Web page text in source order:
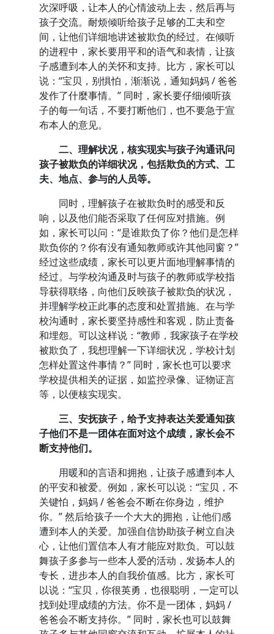
次深呼吸，让本人的心情波动上去，然后再与
孩子交流。耐烦倾听给孩子足够的工夫和空
间，让他们详细地讲述被欺负的经过。在倾听
的进程中，家长要用平和的语气和表情，让孩
子感遭到本人的关怀和支持。比方，家长可以
说：“宝贝，别惧怕，渐渐说，通知妈妈 / 爸爸
发作了什麼事情。” 同时，家长要仔细倾听孩
子的每一句话，不要打断他们，也不要急于宣
布本人的意见。
二、理解状况，核实现实与孩子沟通讯问
孩子被欺负的详细状况，包括欺负的方式、工
夫、地点、参与的人员等。
同时，理解孩子在被欺负时的感受和反
响，以及他们能否采取了任何应对措施。例
如，家长可以问：“是谁欺负了你？他们是怎样
欺负你的？你有没有通知教师或许其他同窗？”
经过这些成绩，家长可以更片面地理解事情的
经过。与学校沟通及时与孩子的教师或学校指
导获得联络，向他们反映孩子被欺负的状况，
并理解学校正此事的态度和处置措施。在与学
校沟通时，家长要坚持感性和客观，防止责备
和埋怨。可以这样说：“教师，我家孩子在学校
被欺负了，我想理解一下详细状况，学校计划
怎样处置这件事情？” 同时，家长也可以要求
学校提供相关的证据，如监控录像、证物证言
等，以便核实现实。
三、安抚孩子，给予支持表达关爱通知孩
子他们不是一团体在面对这个成绩，家长会不
断支持他们。
用暖和的言语和拥抱，让孩子感遭到本人
的平安和被爱。例如，家长可以说：“宝贝，不
关键怕，妈妈 / 爸爸会不断在你身边，维护
你。” 然后给孩子一个大大的拥抱，让他们感
遭到本人的关爱。加强自信协助孩子树立自决
心，让他们置信本人有才能应对欺负。可以鼓
舞孩子多参与一些本人爱的活动，发扬本人的
专长，进步本人的自我价值感。比方，家长可
以说：“宝贝，你很英勇，也很聪明，一定可以
找到处理成绩的方法。你不是一团体，妈妈 /
爸爸会不断支持你。” 同时，家长也可以鼓舞